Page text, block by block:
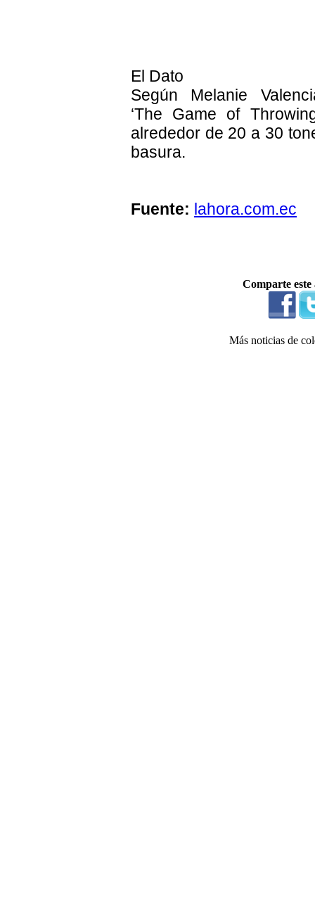
El Dato
Según Melanie
‘The Game of
alrededor de 20 a 30
basura.
Fuente: lahora.com.ec
Comparte
Más noticias de